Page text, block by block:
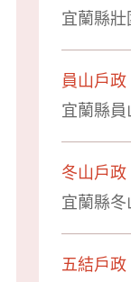
宜蘭縣
員山戶政
宜蘭縣
冬山戶政
宜蘭縣
五結戶政